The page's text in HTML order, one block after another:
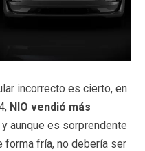
incorrecto es cierto, en
NIO vendió más
y aunque es sorprendente
forma fría, no debería ser